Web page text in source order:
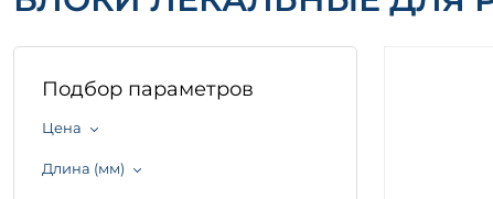
Подбор параметров
Цена
Длина (мм)